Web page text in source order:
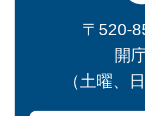
〒520-
開
（土曜、